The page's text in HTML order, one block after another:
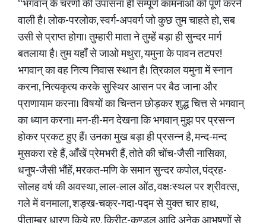
“भगवान् के चरणों की उपासना ही सम्पूर्ण कामनाओं को पूर्ण करने
वाली है। लोक-परलोक, स्वर्ग-अपवर्ग जो कुछ तुम चाहते हो, सब
उसी से प्राप्त होगा। तुम्हारी माता ने तुम्हें बड़ा ही सुन्दर मार्ग
बतलाया है। तुम यहाँ से जाओ मथुरा, यमुना के पावन तटपर!
भगवान् का वह नित्य निवास स्थान है। त्रिकाल यमुना में स्नान
करना, नित्यकृत्य करके सुस्थिर आसन पर बैठ जाना और
प्राणायाम करना। विषयों का चिन्तन छोड़कर शुद्ध चित्त से भगवान्‌
का ध्यान करना। मन-ही-मन देखना कि भगवान् मुझ पर प्रसन्न
होकर प्रकट हुए हैं। उनका मुख बड़ा ही प्रसन्न है, मन्द-मन्द
मुसकरा रहे हैं, आँखें प्रेमभरी हैं, तोते की चोंच-जैसी नासिका,
धनुष-जैसी भौंहें, मरकत-मणि के समान सुन्दर कपोल, पंद्रह-
सोलह वर्ष की अवस्था, लाल-लाल ओंठ, वक्षःस्थल पर श्रीवत्स,
गले में वनमाला, शङ्ख-चक्र-गदा-पद्म से युक्त चार हाथ,